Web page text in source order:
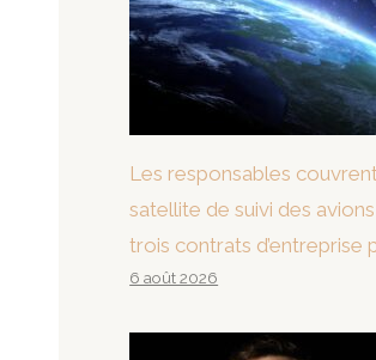
Les responsables
satellite de suivi des
trois contrats d’entreprise
6 août 2026